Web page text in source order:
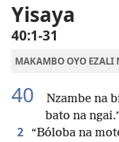
Yisaya
40:1-31
MAKAMBO OYO EZALI
40
Nzambe na
bato na
2 “Bóloba na